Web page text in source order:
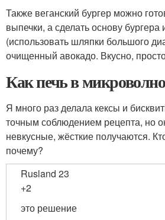
Также веганский бургер можно
выпечки, а сделать основу бургера
(использовать шляпки большого
очищенный авокадо. Вкусно,
Как печь в
Я много раз делала кексы и
точным соблюдением рецепта, но
невкусные, жёсткие получаются.
почему?
Rusland 23
+2
это решение